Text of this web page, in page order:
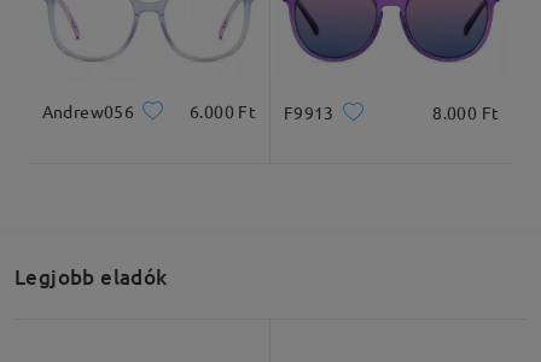
Termékméretek
Andrew056 6.000 Ft F9913 8.000 Ft
Legjobb eladók